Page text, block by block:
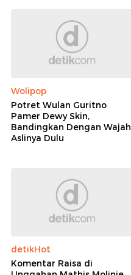
Wolipop
Potret Wulan Guritno
Pamer Dewy Skin,
Bandingkan Dengan Wajah
Aslinya Dulu
detikHot
Komentar Raisa di